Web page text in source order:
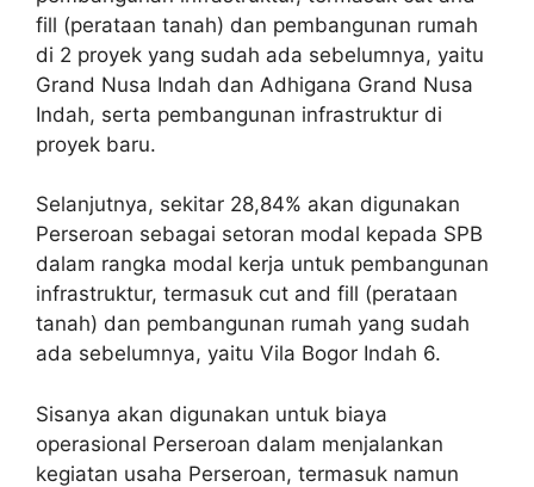
fill (perataan tanah) dan pembangunan rumah
di 2 proyek yang sudah ada sebelumnya, yaitu
Grand Nusa Indah dan Adhigana Grand Nusa
Indah, serta pembangunan infrastruktur di
proyek baru.
Selanjutnya, sekitar 28,84% akan digunakan
Perseroan sebagai setoran modal kepada SPB
dalam rangka modal kerja untuk pembangunan
infrastruktur, termasuk cut and fill (perataan
tanah) dan pembangunan rumah yang sudah
ada sebelumnya, yaitu Vila Bogor Indah 6.
Sisanya akan digunakan untuk biaya
operasional Perseroan dalam menjalankan
kegiatan usaha Perseroan, termasuk namun